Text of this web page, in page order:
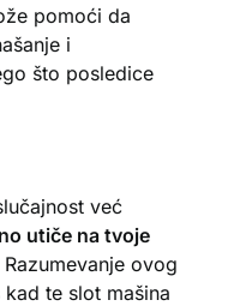
pomoći da
i
što posledice
već
utiče na tvoje
Razumevanje ovog
te slot mašina